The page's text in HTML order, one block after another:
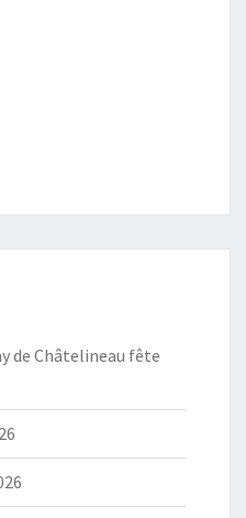
de Châtelineau fête